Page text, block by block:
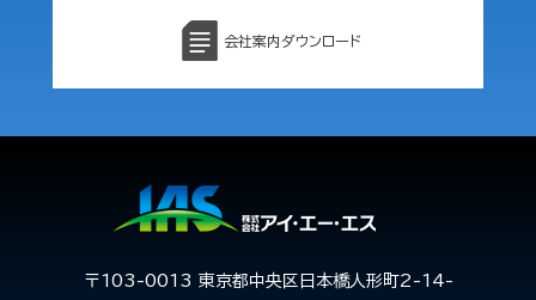
会社案内ダウンロード
〒103-0013 東京都中央区日本橋人形町2-14-